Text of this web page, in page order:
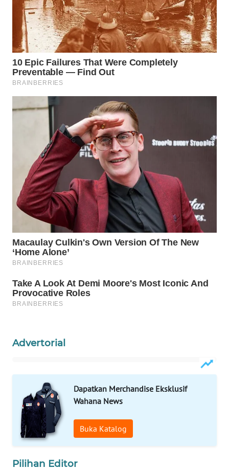
Advertorial
Dapatkan Merchandise Eksklusif
Wahana News
Buka Katalog
Pilihan Editor
KONSUMEN
WAHANA
LISTRIK
WAHANA
TRAVEL
WAHANA
WAHANANEWS
ID
WAHANANEWS
CO ID
WAHANANEWS
NET
WAHANA
WAHANA
WAHANA
PERSONA
WAHANA
OTOMOTIF
HEALTH